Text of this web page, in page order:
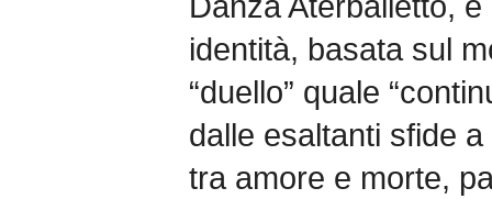
identità, basata sul
“duello” quale
dalle esaltanti sfide
tra amore e morte,